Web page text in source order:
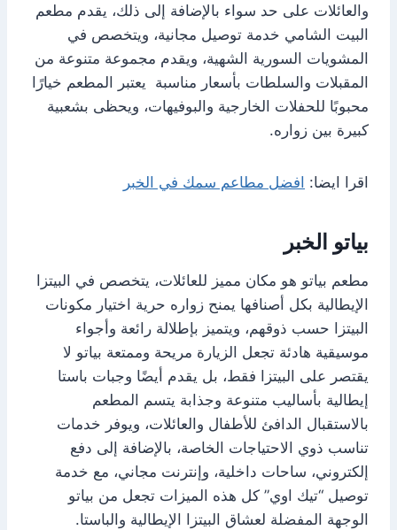
والعائلات على حد سواء بالإضافة إلى ذلك، يقدم مطعم
البيت الشامي خدمة توصيل مجانية، ويتخصص في
المشويات السورية الشهية، ويقدم مجموعة متنوعة من
المقبلات والسلطات بأسعار مناسبة يعتبر المطعم خيارًا
محبوبًا للحفلات الخارجية والبوفيهات، ويحظى بشعبية
كبيرة بين زواره.
اقرا ايضا: افضل مطاعم سمك في الخبر
بياتو الخبر
مطعم بياتو هو مكان مميز للعائلات، يتخصص في البيتزا
الإيطالية بكل أصنافها يمنح زواره حرية اختيار مكونات
البيتزا حسب ذوقهم، ويتميز بإطلالة رائعة وأجواء
موسيقية هادئة تجعل الزيارة مريحة وممتعة بياتو لا
يقتصر على البيتزا فقط، بل يقدم أيضًا وجبات باستا
إيطالية بأساليب متنوعة وجذابة يتسم المطعم
بالاستقبال الدافئ للأطفال والعائلات، ويوفر خدمات
تناسب ذوي الاحتياجات الخاصة، بالإضافة إلى دفع
إلكتروني، ساحات داخلية، وإنترنت مجاني، مع خدمة
توصيل “تيك اوي” كل هذه الميزات تجعل من بياتو
الوجهة المفضلة لعشاق البيتزا الإيطالية والباستا.